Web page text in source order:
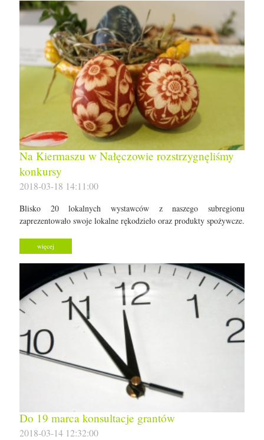
Na Kiermaszu w Nałęczowie rozstrzygnęliśmy
konkursy
2018-03-18 14:11:00
Blisko 20 lokalnych wystawców z naszego subregionu
zaprezentowało swoje lokalne rękodzieło oraz produkty spożywcze.
więcej
Do 19 marca konsultacje grantów
2018-03-14 12:32:00